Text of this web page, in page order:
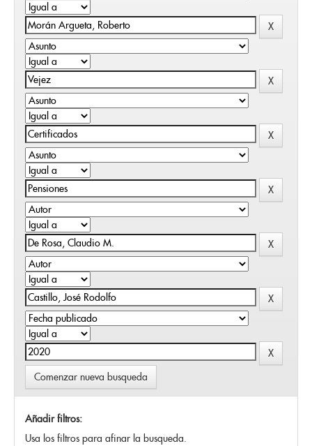
Comenzar nueva busqueda
Añadir filtros:
Usa los filtros para afinar la busqueda.